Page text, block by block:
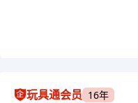
玩具通会员 16年